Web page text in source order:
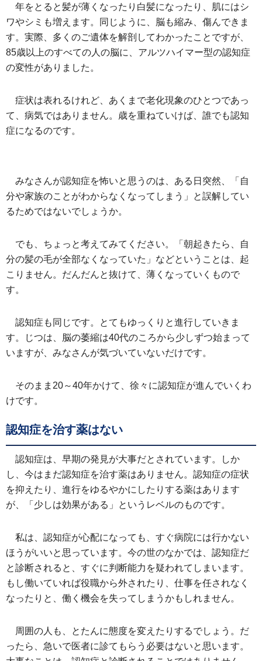
年をとると髪が薄くなったり白髪になったり、肌にはシ
ワやシミも増えます。同じように、脳も縮み、傷んできま
す。実際、多くのご遺体を解剖してわかったことですが、
85歳以上のすべての人の脳に、アルツハイマー型の認知症
の変性がありました。
症状は表れるけれど、あくまで老化現象のひとつであっ
て、病気ではありません。歳を重ねていけば、誰でも認知
症になるのです。
みなさんが認知症を怖いと思うのは、ある日突然、「自
分や家族のことがわからなくなってしまう」と誤解してい
るためではないでしょうか。
でも、ちょっと考えてみてください。「朝起きたら、自
分の髪の毛が全部なくなっていた」などということは、起
こりません。だんだんと抜けて、薄くなっていくもので
す。
認知症も同じです。とてもゆっくりと進行していきま
す。じつは、脳の萎縮は40代のころから少しずつ始まって
いますが、みなさんが気づいていないだけです。
そのまま20～40年かけて、徐々に認知症が進んでいくわ
けです。
認知症を治す薬はない
認知症は、早期の発見が大事だとされています。しか
し、今はまだ認知症を治す薬はありません。認知症の症状
を抑えたり、進行をゆるやかにしたりする薬はあります
が、「少しは効果がある」というレベルのものです。
私は、認知症が心配になっても、すぐ病院には行かない
ほうがいいと思っています。今の世のなかでは、認知症だ
と診断されると、すぐに判断能力を疑われてしまいます。
もし働いていれば役職から外されたり、仕事を任されなく
なったりと、働く機会を失ってしまうかもしれません。
周囲の人も、とたんに態度を変えたりするでしょう。だ
ったら、急いで医者に診てもらう必要はないと思います。